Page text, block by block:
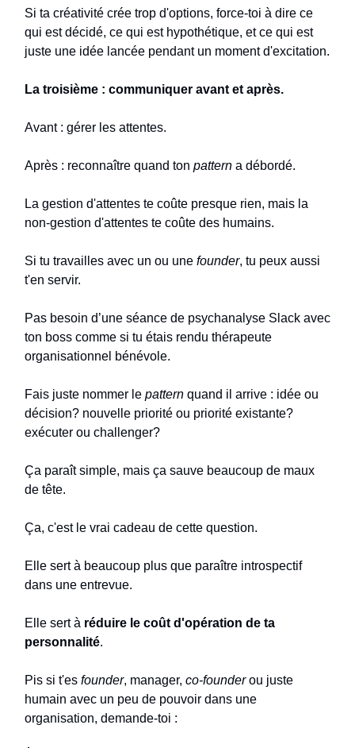
Si ta créativité crée trop d'options, force-toi à dire ce
qui est décidé, ce qui est hypothétique, et ce qui est
juste une idée lancée pendant un moment d'excitation.
La troisième : communiquer avant et après.
Avant : gérer les attentes.
Après : reconnaître quand ton pattern a débordé.
La gestion d'attentes te coûte presque rien, mais la
non-gestion d'attentes te coûte des humains.
Si tu travailles avec un ou une founder, tu peux aussi
t'en servir.
Pas besoin d’une séance de psychanalyse Slack avec
ton boss comme si tu étais rendu thérapeute
organisationnel bénévole.
Fais juste nommer le pattern quand il arrive : idée ou
décision? nouvelle priorité ou priorité existante?
exécuter ou challenger?
Ça paraît simple, mais ça sauve beaucoup de maux
de tête.
Ça, c'est le vrai cadeau de cette question.
Elle sert à beaucoup plus que paraître introspectif
dans une entrevue.
Elle sert à réduire le coût d'opération de ta
personnalité.
Pis si t'es founder, manager, co-founderou juste
humain avec un peu de pouvoir dans une
organisation, demande-toi :